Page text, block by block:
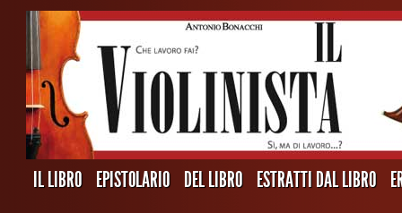
IL LIBRO EPISTOLARIO DEL LIBRO ESTRATTI DAL LIBRO